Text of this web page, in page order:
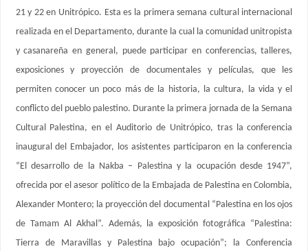
21 y 22 en Unitrópico. Esta es la primera semana cultural internacional
realizada en el Departamento, durante la cual la comunidad unitropista
y casanareña en general, puede participar en conferencias, talleres,
exposiciones y proyección de documentales y películas, que les
permiten conocer un poco más de la historia, la cultura, la vida y el
conflicto del pueblo palestino. Durante la primera jornada de la Semana
Cultural Palestina, en el Auditorio de Unitrópico, tras la conferencia
inaugural del Embajador, los asistentes participaron en la conferencia
“El desarrollo de la Nakba – Palestina y la ocupación desde 1947”,
ofrecida por el asesor político de la Embajada de Palestina en Colombia,
Alexander Montero; la proyección del documental “Palestina en los ojos
de Tamam Al Akhal”. Además, la exposición fotográfica “Palestina:
Tierra de Maravillas y Palestina bajo ocupación”; la Conferencia